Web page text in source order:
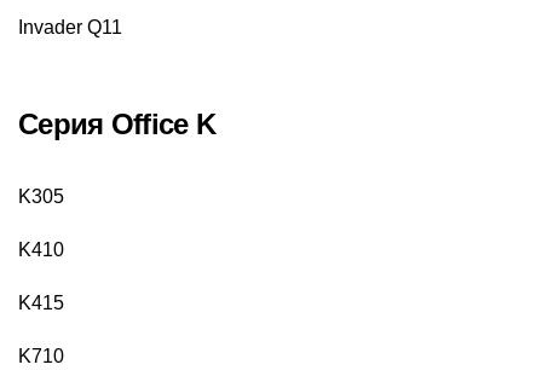
Invader Q11
Серия Office K
K305
K410
K415
K710